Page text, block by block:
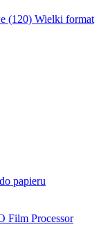
(120) Wielki format
papieru
Film Processor